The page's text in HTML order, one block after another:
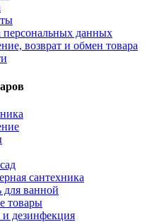
персональных данных
возврат и обмен товара
сантехника
для ванной
товары
и дезинфекция